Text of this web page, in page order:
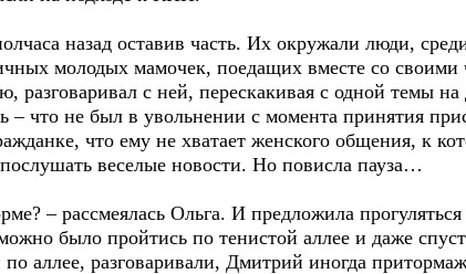
назад оставив часть. Их окружали люди,
молодых мамочек, поедащих вместе со
разговаривал с ней, перескакивая с одной темы
– что не был в увольнении с момента принятия
что ему не хватает женского общения, к
веселые новости. Но повисла пауза…
– рассмеялась Ольга. И предложила
было пройтись по тенистой аллее и даже
аллее, разговаривали, Дмитрий иногда